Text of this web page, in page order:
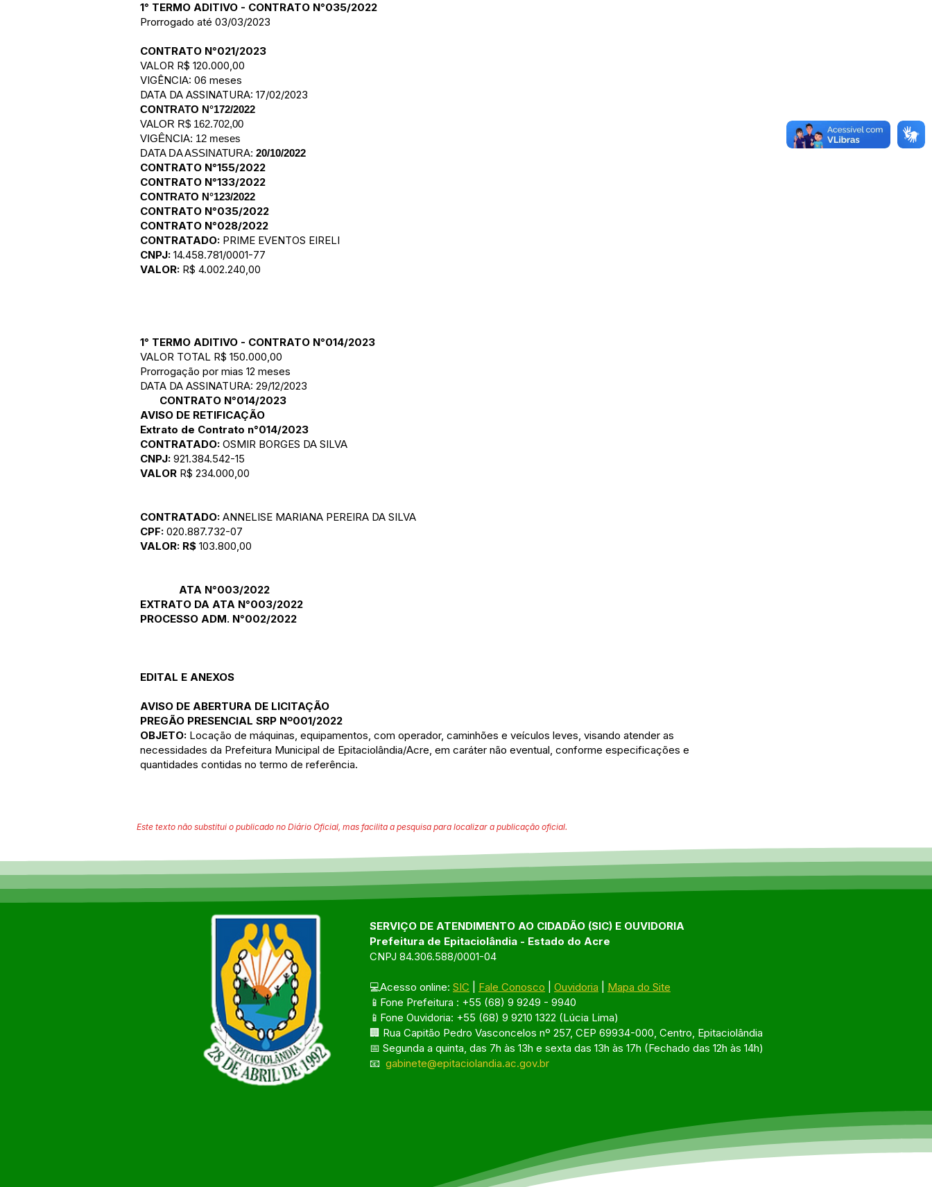
1° TERMO ADITIVO - CONTRATO N°035/2022
Prorrogado até 03/03/2023
CONTRATO N°021/2023
VALOR R$ 120.000,00
VIGÊNCIA: 06 meses
DATA DA ASSINATURA: 17/02/2023
CONTRATO N°172/2022
VALOR R$ 162.702,00
VIGÊNCIA: 12 meses
DATA DA ASSINATURA: 20/10/2022
CONTRATO N°155/2022
CONTRATO N°133/2022
CONTRATO N°123/2022
CONTRATO N°035/2022
CONTRATO N°028/2022
CONTRATADO: PRIME EVENTOS EIRELI
CNPJ: 14.458.781/0001-77
VALOR: R$ 4.002.240,00
1° TERMO ADITIVO - CONTRATO N°014/2023
VALOR TOTAL R$ 150.000,00
Prorrogação por mias 12 meses
DATA DA ASSINATURA: 29/12/2023
CONTRATO N°014/2023
AVISO DE RETIFICAÇÃO
Extrato de Contrato n°014/2023
CONTRATADO: OSMIR BORGES DA SILVA
CNPJ: 921.384.542-15
VALOR R$ 234.000,00
CONTRATADO: ANNELISE MARIANA PEREIRA DA SILVA
CPF: 020.887.732-07
VALOR: R$ 103.800,00
ATA N°003/2022
EXTRATO DA ATA N°003/2022
PROCESSO ADM. N°002/2022
EDITAL E ANEXOS
AVISO DE ABERTURA DE LICITAÇÃO
PREGÃO PRESENCIAL SRP Nº001/2022
OBJETO: Locação de máquinas, equipamentos, com operador, caminhões e veículos leves, visando atender as
necessidades da Prefeitura Municipal de Epitaciolândia/Acre, em caráter não eventual, conforme especificações e
quantidades contidas no termo de referência.
Este texto não substitui o publicado no Diário Oficial, mas facilita a pesquisa para localizar a publicação oficial.
SERVIÇO DE ATENDIMENTO AO CIDADÃO (SIC) E OUVIDORIA
Prefeitura de Epitaciolândia - Estado do Acre
CNPJ 84.306.588/0001-04
💻Acesso online: SIC Fale Conosco Ouvidoria
Mapa do Site
📱Fone Prefeitura : +55 (68) 9 9249 - 9940
📱Fone Ouvidoria: +55 (68) 9 9210 1322 (Lúcia Lima)
🏢 Rua Capitão Pedro Vasconcelos nº 257, CEP 69934-000, Centro, Epitaciolândia
📅 Segunda a quinta, das 7h às 13h e sexta das 13h às 17h (Fechado das 12h às 14h)
📧 gabinete@epitaciolandia.ac.gov.br